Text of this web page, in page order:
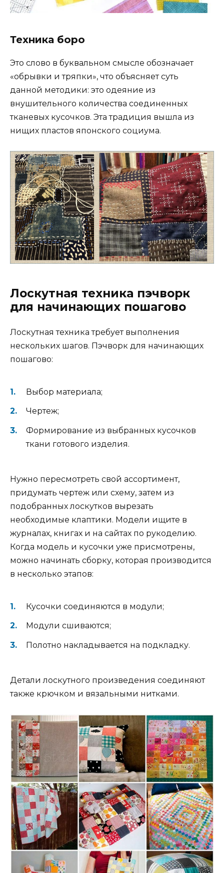
Техника боро
Это слово в буквальном смысле обозначает
«обрывки и тряпки», что объясняет суть
данной методики: это одеяние из
внушительного количества соединенных
тканевых кусочков. Эта традиция вышла из
нищих пластов японского социума.
Лоскутная техника пэчворк
для начинающих пошагово
Лоскутная техника требует выполнения
нескольких шагов. Пэчворк для начинающих
пошагово:
Выбор материала;
Чертеж;
Формирование из выбранных кусочков
ткани готового изделия.
Нужно пересмотреть свой ассортимент,
придумать чертеж или схему, затем из
подобранных лоскутков вырезать
необходимые клаптики. Модели ищите в
журналах, книгах и на сайтах по рукоделию.
Когда модель и кусочки уже присмотрены,
можно начинать сборку, которая производится
в несколько этапов:
Кусочки соединяются в модули;
Модули сшиваются;
Полотно накладывается на подкладку.
Детали лоскутного произведения соединяют
также крючком и вязальными нитками.